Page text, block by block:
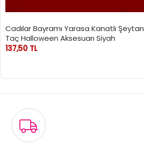
Cadılar Bayramı Yarasa Kanatlı Şeytan
Taç Halloween Aksesuarı Siyah
137,50 TL